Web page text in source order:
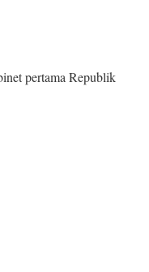
pertama Republik